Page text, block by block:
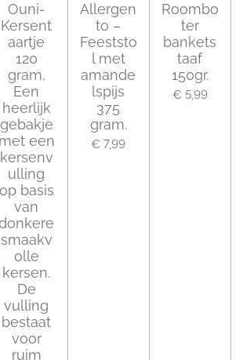
Ouni-
Kersent
aartje
120
gram,
Een
heerlijk
gebakje
met een
kersenv
ulling
op basis
van
smaakv
olle
kersen.
De
vulling
bestaat
voor
ruim
Allergen
to –
Feeststo
l met
amande
lspijs
375
gram.
€ 7,99
Roombo
ter
bankets
taaf
150gr.
€ 5,99